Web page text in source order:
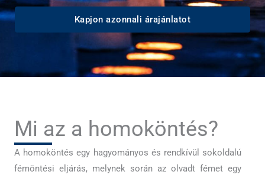
Kapjon azonnali árajánlatot
Mi az a homoköntés?
A homoköntés egy hagyományos és rendkívül sokoldalú
fémöntési eljárás, melynek során az olvadt fémet egy